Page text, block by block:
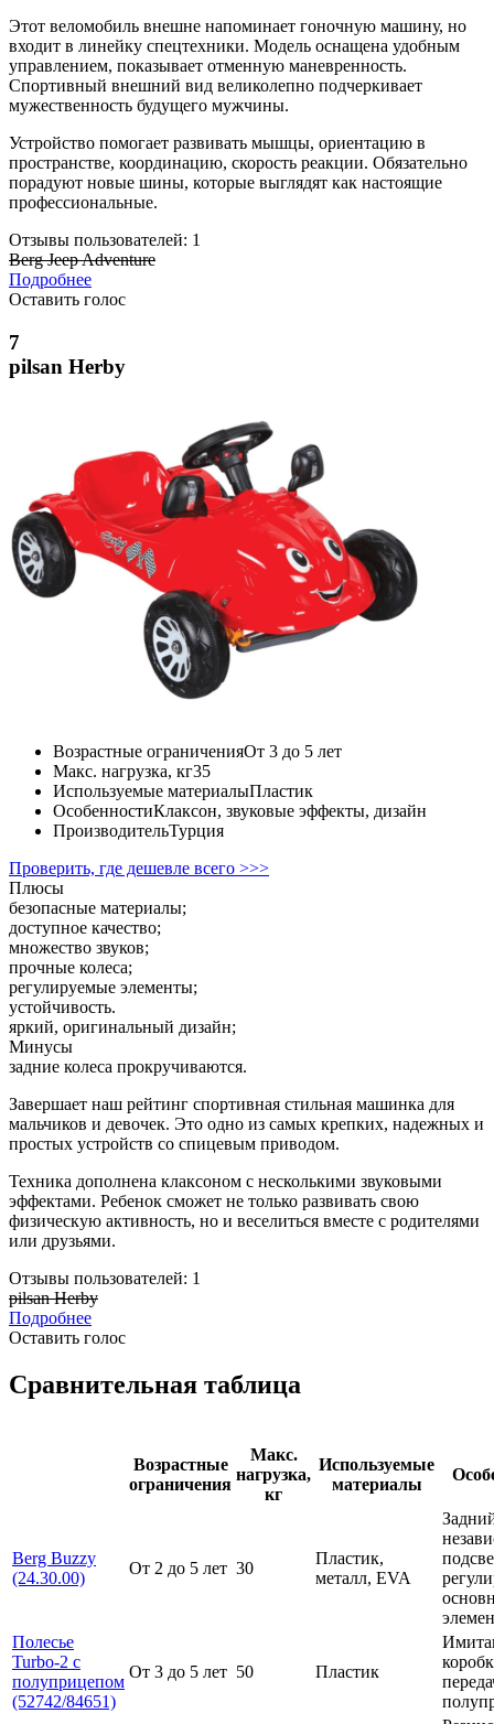
Этот веломобиль внешне напоминает гоночную машину, но
входит в линейку спецтехники. Модель оснащена удобным
управлением, показывает отменную маневренность.
Спортивный внешний вид великолепно подчеркивает
мужественность будущего мужчины.
Устройство помогает развивать мышцы, ориентацию в
пространстве, координацию, скорость реакции. Обязательно
порадуют новые шины, которые выглядят как настоящие
профессиональные.
Отзывы пользователей: 1
Berg Jeep Adventure
Подробнее
Оставить голос
7
pilsan Herby
Возрастные ограниченияОт 3 до 5 лет
Макс. нагрузка, кг35
Используемые материалыПластик
ОсобенностиКлаксон, звуковые эффекты, дизайн
ПроизводительТурция
Проверить, где дешевле всего >>>
Плюсы
безопасные материалы;
доступное качество;
множество звуков;
прочные колеса;
регулируемые элементы;
устойчивость.
яркий, оригинальный дизайн;
Минусы
задние колеса прокручиваются.
Завершает наш рейтинг спортивная стильная машинка для
мальчиков и девочек. Это одно из самых крепких, надежных и
простых устройств со спицевым приводом.
Техника дополнена клаксоном с несколькими звуковыми
эффектами. Ребенок сможет не только развивать свою
физическую активность, но и веселиться вместе с родителями
или друзьями.
Отзывы пользователей: 1
pilsan Herby
Подробнее
Оставить голос
Сравнительная таблица
Возрастные
ограничения
Макс.
нагрузка,
кг
Используемые
материалы
Berg Buzzy
(24.30.00)
От 2 до 5 лет 30
Пластик,
металл, EVA
Полесье
Turbo-2 с
полуприцепом
(52742/84651)
От 3 до 5 лет 50 Пластик